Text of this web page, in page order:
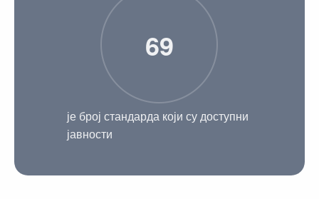
69
је број стандарда који су доступни
јавности